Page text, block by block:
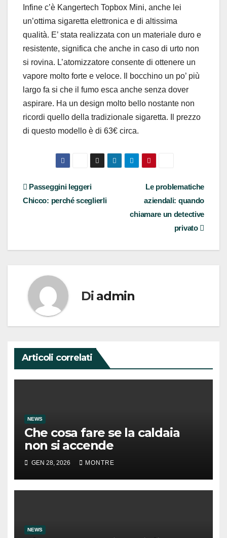
Infine c’è Kangertech Topbox Mini, anche lei
un’ottima sigaretta elettronica e di altissima
qualità. E’ stata realizzata con un materiale duro e
resistente, significa che anche in caso di urto non
si rovina. L’atomizzatore consente di ottenere un
vapore molto forte e veloce. Il bocchino un po’ più
largo fa si che il fumo esca anche senza dover
aspirare. Ha un design molto bello nostante non
ricordi quello della tradizionale sigaretta. Il prezzo
di questo modello è di 63€ circa.
Navigazione
articoli
Le problematiche
aziendali: quando
chiamare un detective
privato
Passeggini leggeri
Chicco: perché sceglierli
Di admin
Articoli correlati
NEWS
Che cosa fare se la caldaia
non si accende
GEN 28, 2026 MONTRE
NEWS